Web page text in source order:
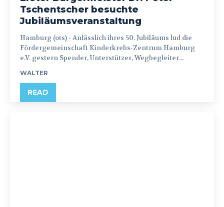
Tschentscher besuchte
Jubiläumsveranstaltung
Hamburg (ots) - Anlässlich ihres 50. Jubiläums lud die
Fördergemeinschaft Kinderkrebs-Zentrum Hamburg
e.V. gestern Spender, Unterstützer, Wegbegleiter...
WALTER
READ